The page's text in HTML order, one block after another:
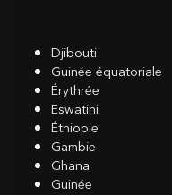
Djibouti
Guinée équatoriale
Érythrée
Eswatini
Éthiopie
Gambie
Ghana
Guinée